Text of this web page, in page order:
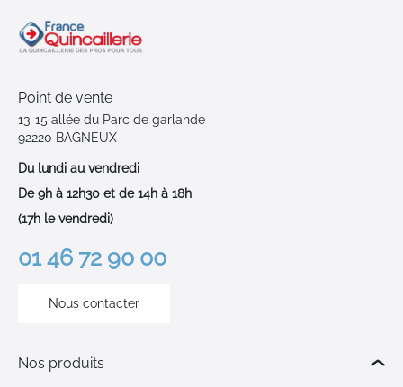
Point de vente
13-15 allée du Parc de garlande
92220 BAGNEUX
Du lundi au vendredi
De 9h à 12h30 et de 14h à 18h
(17h le vendredi)
01 46 72 90 00
Nous contacter
Nos produits